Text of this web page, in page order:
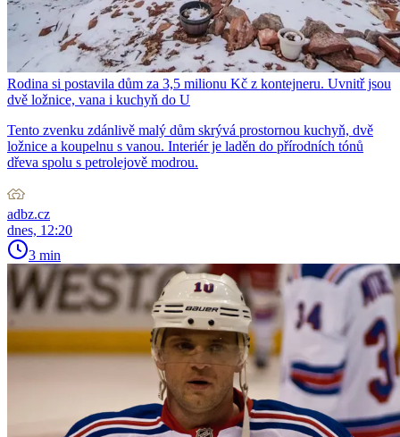
Rodina si postavila dům za 3,5 milionu Kč z kontejneru. Uvnitř jsou
dvě ložnice, vana i kuchyň do U
Tento zvenku zdánlivě malý dům skrývá prostornou kuchyň, dvě
ložnice a koupelnu s vanou. Interiér je laděn do přírodních tónů
dřeva spolu s petrolejově modrou.
adbz.cz
dnes, 12:20
3 min